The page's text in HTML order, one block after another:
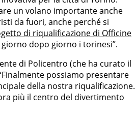
un volano importante anche
da fuori, anche perché si
di riqualificazione di Officine
dopo giorno i torinesi”.
di Policentro (che ha curato il
possiamo presentare
della nostra riqualificazione.
più il centro del divertimento